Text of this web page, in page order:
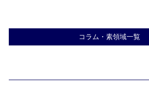
コラム・素領域一覧